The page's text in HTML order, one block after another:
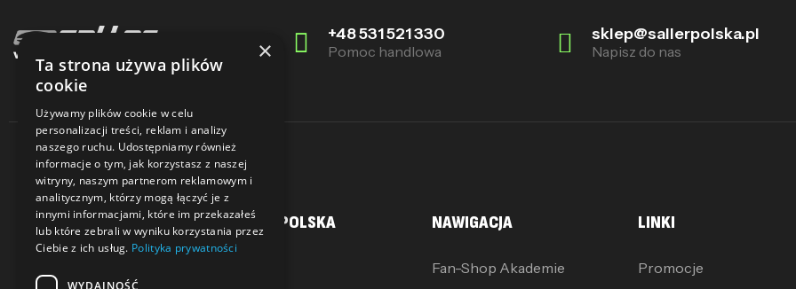
+48 531 521 330
Pomoc handlowa
sklep@sallerpolska.pl
Napisz do nas
MOJE KONTO SALLER POLSKA NAWIGACJA
Fan-Shop Akademie
LINKI
Promocje
×
Ta strona używa plików
cookie
Używamy plików cookie w celu
personalizacji treści, reklam i analizy
naszego ruchu. Udostępniamy również
informacje o tym, jak korzystasz z naszej
witryny, naszym partnerom reklamowym i
analitycznym, którzy mogą łączyć je z
innymi informacjami, które im przekazałeś
lub które zebrali w wyniku korzystania przez
Ciebie z ich usług. Polityka prywatności
WYDAJNOŚĆ